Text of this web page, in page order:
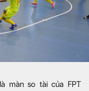
màn so tài của FPT